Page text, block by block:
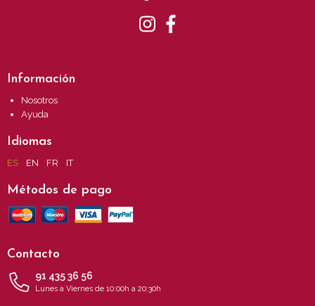
Información
Nosotros
Ayuda
Idiomas
ES EN FR IT
Métodos de pago
Contacto
91 435 36 56
Lunes a Viernes de 10:00h a 20:30h